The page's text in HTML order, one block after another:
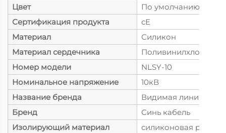
Цвет
По умолчанию
Сертификация продукта
сЕ
Материал
Силикон
Материал сердечника
Поливинилхлорид
Номер модели
NLSY-10
Номинальное напряжение
10кВ
Название бренда
Видимая линия
Бренд
Синь кабель
Изолирующий материал
силиконовая резина